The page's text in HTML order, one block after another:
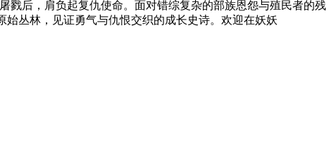
戮后，肩负起复仇使命。面对错综复杂的部族恩怨与殖民者的残
丛林，见证勇气与仇恨交织的成长史诗。欢迎在妖妖